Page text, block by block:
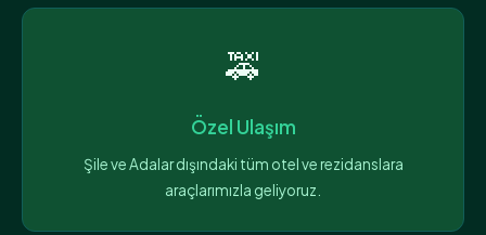
🚕
Özel Ulaşım
Şile ve Adalar dışındaki tüm otel ve rezidanslara
araçlarımızla geliyoruz.